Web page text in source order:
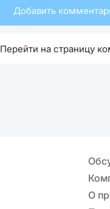
Добавить
Перейти на страницу
О